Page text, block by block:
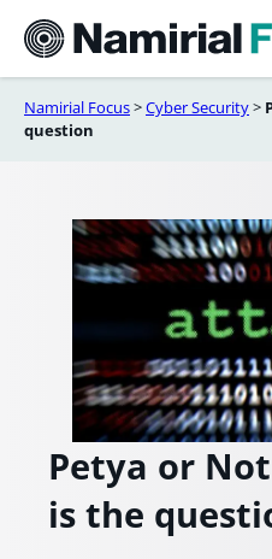
contenuto
Namirial Focus>Cyber Security>
question
Petya or
is the